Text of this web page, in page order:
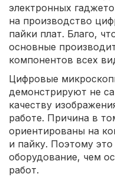
электронных
на производство
пайки плат. Благо,
основные
компонентов всех
Цифровые
демонстрируют не
качеству
работе. Причина в
ориентированы на
и пайку. Поэтому
оборудование, чем
работ.